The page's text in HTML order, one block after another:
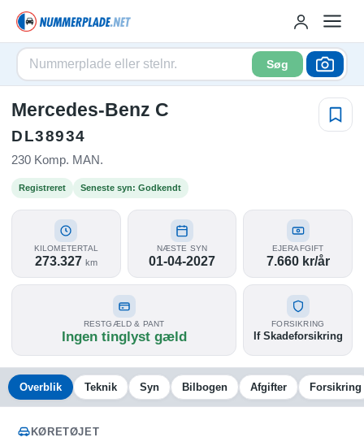
Søg
Mercedes-Benz C
DL38934
230 Komp. MAN.
Registreret Seneste syn: Godkendt
KILOMETERTAL
273.327 km
NÆSTE SYN
01-04-2027
EJERAFGIFT
7.660 kr/år
RESTGÆLD & PANT
Ingen tinglyst gæld
FORSIKRING
If Skadeforsikring
Overblik Teknik Syn Bilbogen Afgifter Forsikring
KØRETØJET